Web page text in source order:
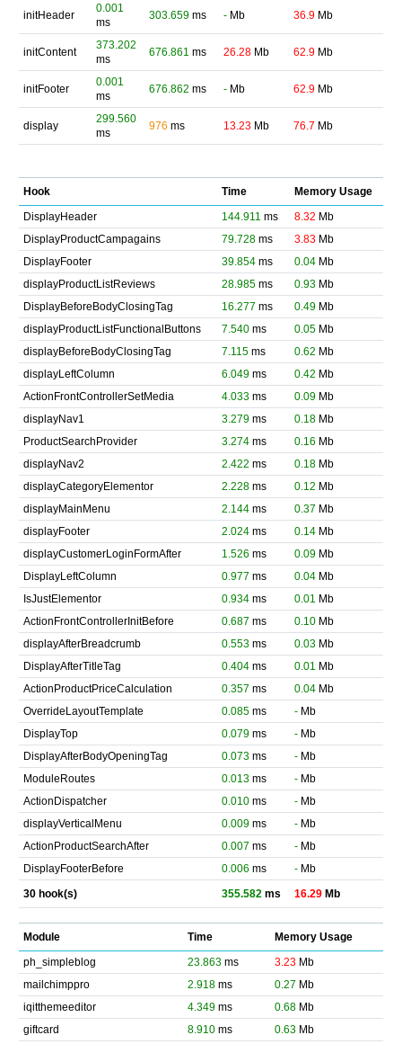
initHeader
0.001
ms
303.659ms -Mb 36.9Mb
initContent
373.202
ms
676.861 ms 26.28Mb 62.9Mb
initFooter
0.001
ms
676.862 ms -Mb 62.9Mb
display
299.560
ms
976 ms 13.23Mb 76.7 Mb
Hook Time
Memory Usage
DisplayHeader
144.911 ms 8.32 Mb
DisplayProductCampagains
79.728ms 3.83Mb
DisplayFooter
39.854ms 0.04Mb
displayProductListReviews
28.985ms 0.93Mb
DisplayBeforeBodyClosingTag
16.277 ms 0.49Mb
displayProductListFunctionalButtons
7.540ms 0.05Mb
displayBeforeBodyClosingTag
7.115ms 0.62 Mb
displayLeftColumn
6.049ms 0.42 Mb
ActionFrontControllerSetMedia
4.033ms 0.09Mb
displayNav1
3.279ms 0.18Mb
ProductSearchProvider
3.274ms 0.16 Mb
displayNav2
2.422 ms 0.18Mb
displayCategoryElementor
2.228ms 0.12 Mb
displayMainMenu
2.144ms 0.37 Mb
displayFooter
2.024ms 0.14Mb
displayCustomerLoginFormAfter
1.526 ms 0.09Mb
DisplayLeftColumn
0.977 ms 0.04Mb
IsJustElementor
0.934ms 0.01 Mb
ActionFrontControllerInitBefore
0.687 ms 0.10Mb
displayAfterBreadcrumb
0.553ms 0.03Mb
DisplayAfterTitleTag
0.404ms 0.01 Mb
ActionProductPriceCalculation
0.357 ms 0.04Mb
OverrideLayoutTemplate
0.085ms -Mb
DisplayTop
0.079ms -Mb
DisplayAfterBodyOpeningTag
0.073ms -Mb
ModuleRoutes
0.013ms -Mb
ActionDispatcher
0.010ms -Mb
displayVerticalMenu
0.009ms -Mb
ActionProductSearchAfter
0.007 ms -Mb
DisplayFooterBefore
0.006 ms -Mb
30 hook(s)
355.582ms 16.29Mb
Module Time
Memory Usage
ph_simpleblog
23.863ms 3.23Mb
mailchimppro
2.918ms 0.27 Mb
iqitthemeeditor
4.349ms 0.68Mb
giftcard
8.910ms 0.63Mb